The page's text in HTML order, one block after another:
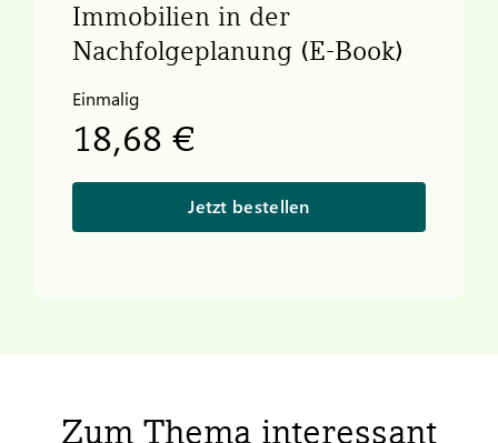
Immobilien in der
Nachfolgeplanung (E-Book)
Einmalig
18,68 €
Jetzt bestellen
Zum Thema interessant